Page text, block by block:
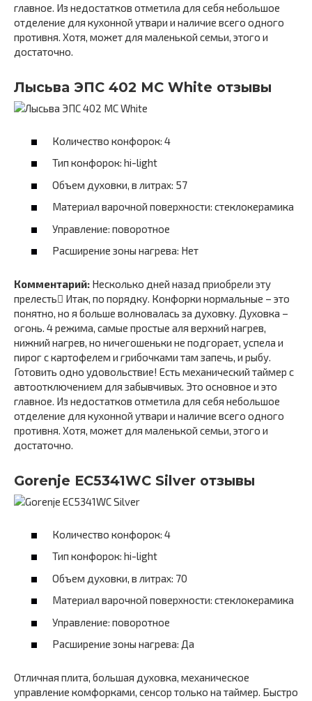
главное. Из недостатков отметила для себя небольшое
отделение для кухонной утвари и наличие всего одного
противня. Хотя, может для маленькой семьи, этого и
достаточно.
Лысьва ЭПС 402 МС White отзывы
Количество конфорок: 4
Тип конфорок: hi-light
Объем духовки, в литрах: 57
Материал варочной поверхности: стеклокерамика
Управление: поворотное
Расширение зоны нагрева: Нет
Комментарий: Несколько дней назад приобрели эту
прелесть Итак, по порядку. Конфорки нормальные – это
понятно, но я больше волновалась за духовку. Духовка –
огонь. 4 режима, самые простые аля верхний нагрев,
нижний нагрев, но ничегошеньки не подгорает, успела и
пирог с картофелем и грибочками там запечь, и рыбу.
Готовить одно удовольствие! Есть механический таймер с
автоотключением для забывчивых. Это основное и это
главное. Из недостатков отметила для себя небольшое
отделение для кухонной утвари и наличие всего одного
противня. Хотя, может для маленькой семьи, этого и
достаточно.
Gorenje EC5341WC Silver отзывы
Количество конфорок: 4
Тип конфорок: hi-light
Объем духовки, в литрах: 70
Материал варочной поверхности: стеклокерамика
Управление: поворотное
Расширение зоны нагрева: Да
Отличная плита, большая духовка, механическое
управление комфорками, сенсор только на таймер. Быстро